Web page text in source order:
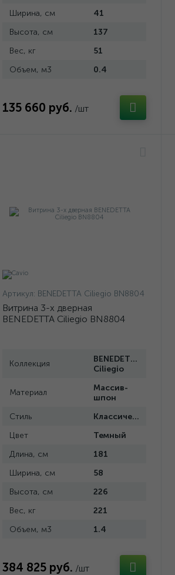
Ширина, см
41
Высота, см
137
Вес, кг
51
Объем, м3
0.4
135 660 руб. /шт
Артикул: BENEDETTA Ciliegio BN8804
Витрина 3-х дверная
BENEDETTA Ciliegio BN8804
Коллекция
BENEDETTA
Ciliegio
Материал
Массив-
шпон
Стиль
Классический
Цвет
Темный
Длина, см
181
Ширина, см
58
Высота, см
226
Вес, кг
221
Объем, м3
1.4
384 825 руб. /шт